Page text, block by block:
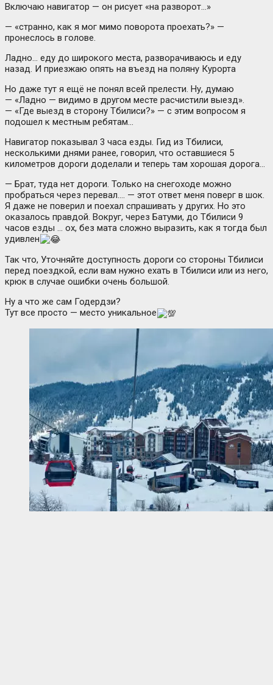
Включаю навигатор — он рисует «на разворот…»
— «странно, как я мог мимо поворота проехать?» —
пронеслось в голове.
Ладно… еду до широкого места, разворачиваюсь и еду
назад. И приезжаю опять на въезд на поляну Курорта
Но даже тут я ещё не понял всей прелести. Ну, думаю
— «Ладно — видимо в другом месте расчистили выезд».
— «Где выезд в сторону Тбилиси?» — с этим вопросом я
подошел к местным ребятам…
Навигатор показывал 3 часа езды. Гид из Тбилиси,
несколькими днями ранее, говорил, что оставшиеся 5
километров дороги доделали и теперь там хорошая дорога…
— Брат, туда нет дороги. Только на снегоходе можно
пробраться через перевал…. — этот ответ меня поверг в шок.
Я даже не поверил и поехал спрашивать у других. Но это
оказалось правдой. Вокруг, через Батуми, до Тбилиси 9
часов езды … ох, без мата сложно выразить, как я тогда был
удивлен
Так что, Уточняйте доступность дороги со стороны Тбилиси
перед поездкой, если вам нужно ехать в Тбилиси или из него,
крюк в случае ошибки очень большой.
Ну а что же сам Годердзи?
Тут все просто — место уникальное